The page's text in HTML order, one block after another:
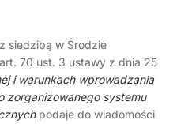
siedzibą w Środzie
70 ust. 3 ustawy z dnia 25
i warunkach wprowadzania
zorganizowanego systemu
podaje do wiadomości